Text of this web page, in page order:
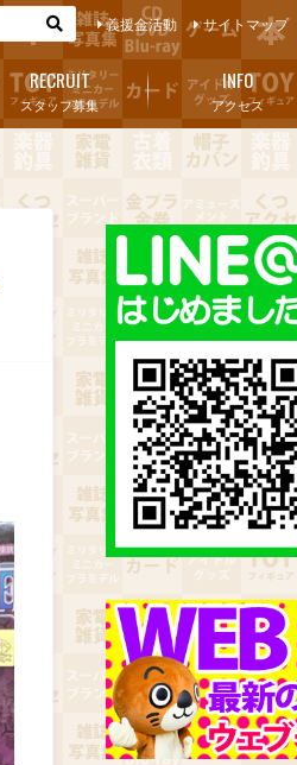
義援金活動 サイトマップ
スタッフ募集
RECRUIT
アクセス
INFO